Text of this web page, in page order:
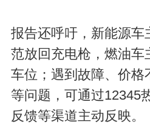
报告还呼吁，新能源车
范放回充电枪，燃油车
车位；遇到故障、价格
等问题，可通过12345
反馈等渠道主动反映。